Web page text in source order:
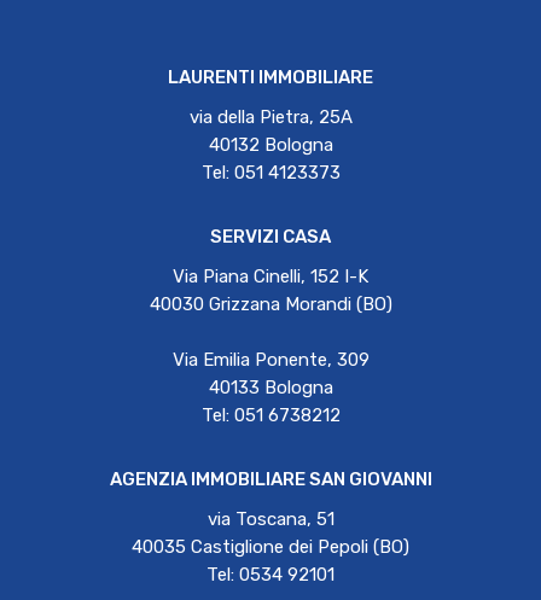
LAURENTI IMMOBILIARE
via della Pietra, 25A
40132 Bologna
Tel: 051 4123373
SERVIZI CASA
Via Piana Cinelli, 152 I-K
40030 Grizzana Morandi (BO)
Via Emilia Ponente, 309
40133 Bologna
Tel: 051 6738212
AGENZIA IMMOBILIARE SAN GIOVANNI
via Toscana, 51
40035 Castiglione dei Pepoli (BO)
Tel: 0534 92101